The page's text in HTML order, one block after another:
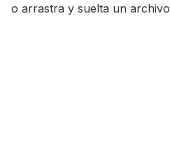
o arrastra y suelta un archivo